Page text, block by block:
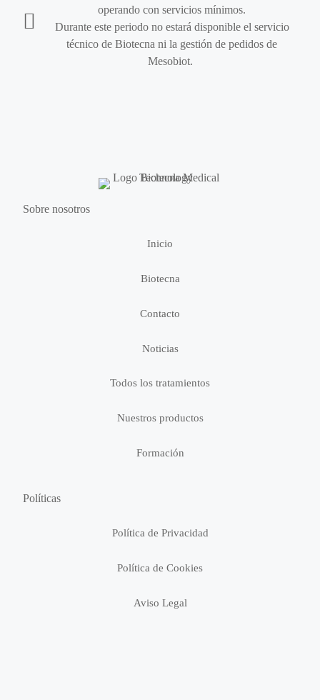
operando con servicios mínimos.
Durante este periodo no estará disponible el servicio
técnico de Biotecna ni la gestión de pedidos de
Mesobiot.
Sobre nosotros
Inicio
Biotecna
Contacto
Noticias
Todos los tratamientos
Nuestros productos
Formación
Políticas
Política de Privacidad
Política de Cookies
Aviso Legal